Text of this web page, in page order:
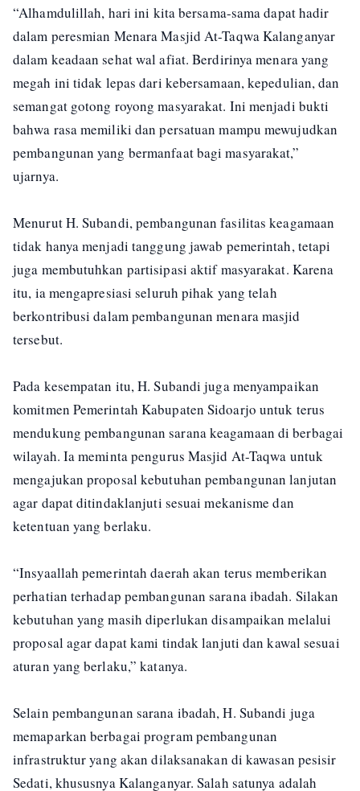
“Alhamdulillah, hari ini kita bersama-sama dapat hadir
dalam peresmian Menara Masjid At-Taqwa Kalanganyar
dalam keadaan sehat wal afiat. Berdirinya menara yang
megah ini tidak lepas dari kebersamaan, kepedulian, dan
semangat gotong royong masyarakat. Ini menjadi bukti
bahwa rasa memiliki dan persatuan mampu mewujudkan
pembangunan yang bermanfaat bagi masyarakat,”
ujarnya.
Menurut H. Subandi, pembangunan fasilitas keagamaan
tidak hanya menjadi tanggung jawab pemerintah, tetapi
juga membutuhkan partisipasi aktif masyarakat. Karena
itu, ia mengapresiasi seluruh pihak yang telah
berkontribusi dalam pembangunan menara masjid
tersebut.
Pada kesempatan itu, H. Subandi juga menyampaikan
komitmen Pemerintah Kabupaten Sidoarjo untuk terus
mendukung pembangunan sarana keagamaan di berbagai
wilayah. Ia meminta pengurus Masjid At-Taqwa untuk
mengajukan proposal kebutuhan pembangunan lanjutan
agar dapat ditindaklanjuti sesuai mekanisme dan
ketentuan yang berlaku.
“Insyaallah pemerintah daerah akan terus memberikan
perhatian terhadap pembangunan sarana ibadah. Silakan
kebutuhan yang masih diperlukan disampaikan melalui
proposal agar dapat kami tindak lanjuti dan kawal sesuai
aturan yang berlaku,” katanya.
Selain pembangunan sarana ibadah, H. Subandi juga
memaparkan berbagai program pembangunan
infrastruktur yang akan dilaksanakan di kawasan pesisir
Sedati, khususnya Kalanganyar. Salah satunya adalah